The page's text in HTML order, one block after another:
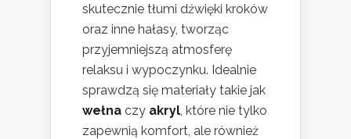
skutecznie tłumi dźwięki kroków
oraz inne hałasy, tworząc
przyjemniejszą atmosferę
relaksu i wypoczynku. Idealnie
sprawdzą się materiały takie jak
wełna czy akryl, które nie tylko
zapewnią komfort, ale również